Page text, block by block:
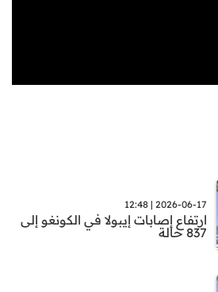
2026-06-17 | 12:48
ارتفاع إصابات إيبولا في الكونغو إلى
837 حالة